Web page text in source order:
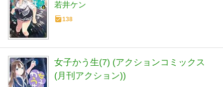
若井ケン
138
女子かう生(7) (アクションコミックス
(月刊アクション))